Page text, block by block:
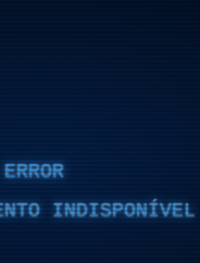
INDISPONÍVEL